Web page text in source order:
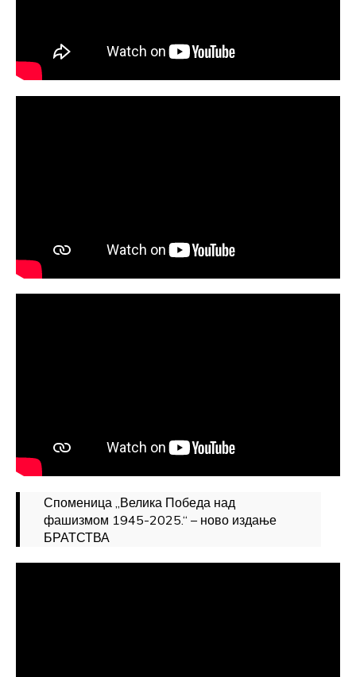
Споменица „Велика Победа над
фашизмом 1945-2025.“ – ново издање
БРАТСТВА